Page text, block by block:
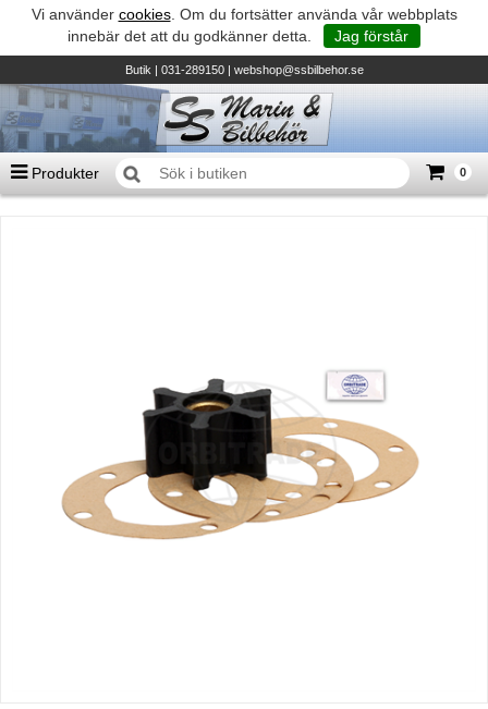
Vi använder cookies. Om du fortsätter använda vår webbplats
innebär det att du godkänner detta.
Jag förstår
Butik| 031-289150 | webshop@ssbilbehor.se
Produkter 0
Honda - Utombordare
HonWave - Gummibåtar
Honda - Elverk & Pumpar
Tohatsu - Utombordare